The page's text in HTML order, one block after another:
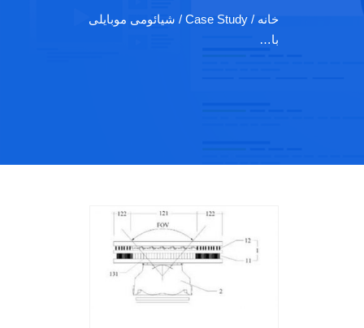
خانه
/ Case Study / شیائومی موبایلی
با…